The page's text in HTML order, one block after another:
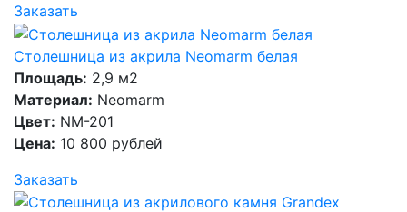
Заказать
Столешница из акрила Neomarm белая
Площадь: 2,9 м2
Материал: Neomarm
Цвет: NM-201
Цена: 10 800 рублей
Заказать